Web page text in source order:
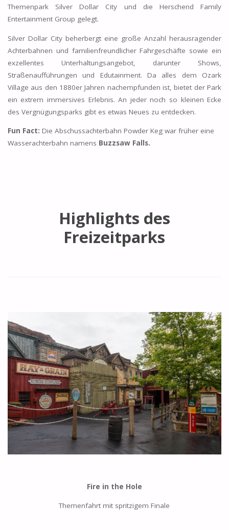
Themenpark Silver Dollar City und die Herschend Family
Entertainment Group gelegt.
Silver Dollar City beherbergt eine große Anzahl herausragender
Achterbahnen und familienfreundlicher Fahrgeschäfte sowie ein
exzellentes Unterhaltungsangebot, darunter Shows,
Straßenaufführungen und Edutainment. Da alles dem Ozark
Village aus den 1880er Jahren nachempfunden ist, bietet der Park
ein extrem immersives Erlebnis. An jeder noch so kleinen Ecke
des Vergnügungsparks gibt es etwas Neues zu entdecken.
Fun Fact: Die Abschussachterbahn Powder Keg war früher eine
Wasserachterbahn namens Buzzsaw Falls.
Highlights des
Freizeitparks
Fire in the Hole
Themenfahrt mit spritzigem Finale